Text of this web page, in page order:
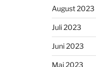
August 2023
Juli 2023
Juni 2023
Mai 2023